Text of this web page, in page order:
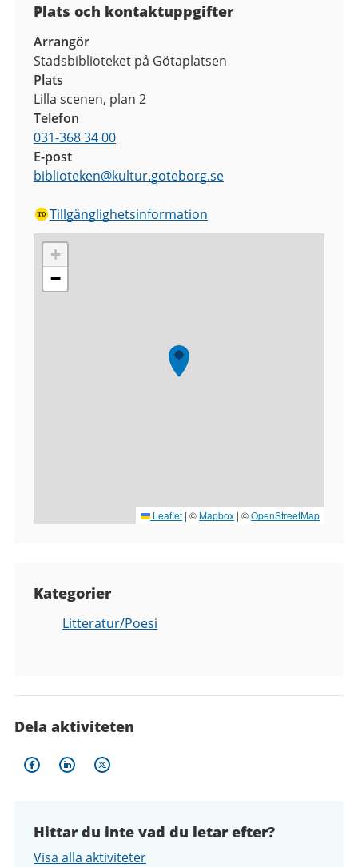
Plats och kontaktuppgifter
Arrangör
Stadsbiblioteket på Götaplatsen
Plats
Lilla scenen, plan 2
Telefon
031-368 34 00
E-post
biblioteken@kultur.goteborg.se
Tillgänglighetsinformation
+
−
Leaflet | ©Mapbox | ©OpenStreetMap
Kategorier
Litteratur/Poesi
Dela aktiviteten
Hittar du inte vad du letar efter?
Visa alla aktiviteter